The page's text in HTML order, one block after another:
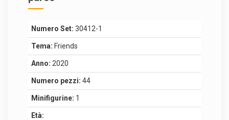
Numero Set: 30412-1
Tema: Friends
Anno: 2020
Numero pezzi: 44
Minifigurine: 1
Età: